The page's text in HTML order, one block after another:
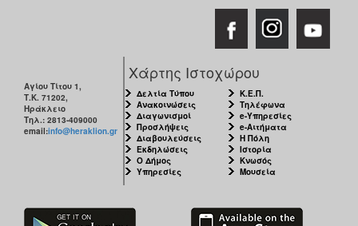
Αγίου Τίτου 1,
Τ.Κ. 71202,
Ηράκλειο
Τηλ.: 2813-409000
email:info@heraklion.gr
Χάρτης Ιστοχώρου
Δελτία Τύπου
Ανακοινώσεις
Διαγωνισμοί
Προσλήψεις
Διαβουλεύσεις
Εκδηλώσεις
Ο Δήμος
Υπηρεσίες
Κ.Ε.Π.
Τηλέφωνα
e-Υπηρεσίες
e-Αιτήματα
Η Πόλη
Ιστορία
Κνωσός
Μουσεία